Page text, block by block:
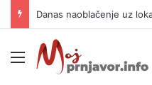
Meni